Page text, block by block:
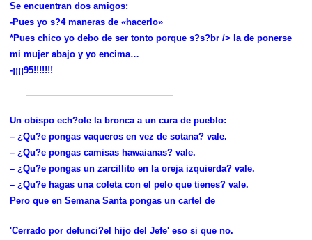
Se encuentran dos amigos:
-Pues yo s?4 maneras de «hacerlo»
*Pues chico yo debo de ser tonto porque s?s?br /> la de ponerse
mi mujer abajo y yo encima…
-¡¡¡¡95!!!!!!!
Un obispo ech?ole la bronca a un cura de pueblo:
– ¿Qu?e pongas vaqueros en vez de sotana? vale.
– ¿Qu?e pongas camisas hawaianas? vale.
– ¿Qu?e pongas un zarcillito en la oreja izquierda? vale.
– ¿Qu?e hagas una coleta con el pelo que tienes? vale.
Pero que en Semana Santa pongas un cartel de
'Cerrado por defunci?el hijo del Jefe' eso si que no.